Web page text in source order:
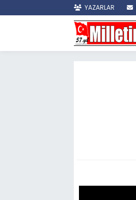
YAZARLAR